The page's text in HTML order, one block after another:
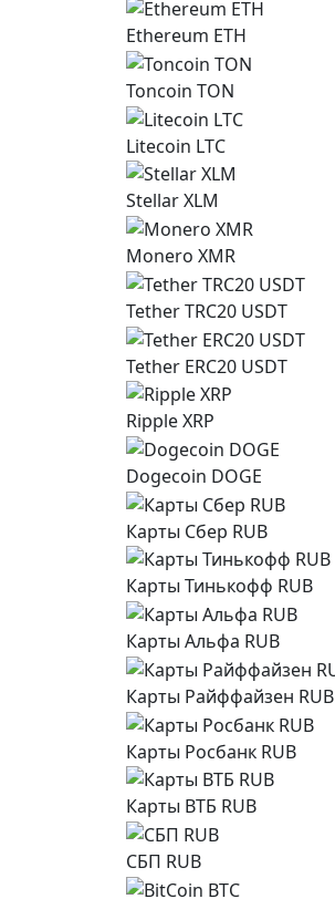
Ethereum ETH
Toncoin TON
Litecoin LTC
Stellar XLM
Monero XMR
Tether TRC20 USDT
Tether ERC20 USDT
Ripple XRP
Dogecoin DOGE
Карты Сбер RUB
Карты Тинькофф RUB
Карты Альфа RUB
Карты Райффайзен RUB
Карты Росбанк RUB
Карты ВТБ RUB
СБП RUB